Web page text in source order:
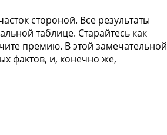
стороной. Все результаты
таблице. Старайтесь как
премию. В этой замечательной
фактов, и, конечно же,